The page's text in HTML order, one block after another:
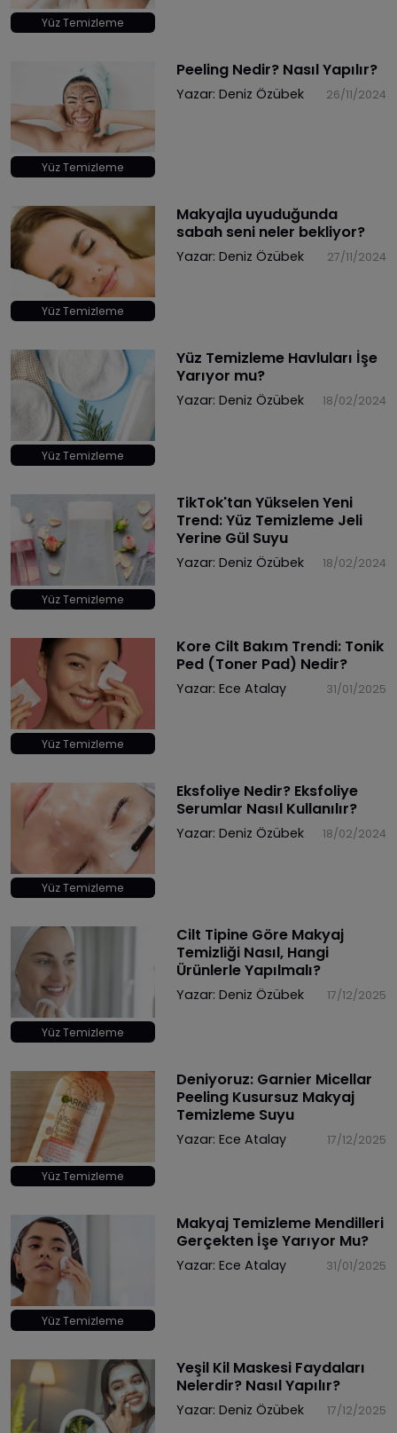
Yüz Temizleme
Yüz Temizleme
Peeling Nedir? Nasıl Yapılır?
Yazar: Deniz Özübek 26/11/2024
Yüz Temizleme
Makyajla uyuduğunda
sabah seni neler bekliyor?
Yazar: Deniz Özübek 27/11/2024
Yüz Temizleme
Yüz Temizleme Havluları İşe
Yarıyor mu?
Yazar: Deniz Özübek 18/02/2024
Yüz Temizleme
TikTok'tan Yükselen Yeni
Trend: Yüz Temizleme Jeli
Yerine Gül Suyu
Yazar: Deniz Özübek 18/02/2024
Yüz Temizleme
Kore Cilt Bakım Trendi: Tonik
Ped (Toner Pad) Nedir?
Yazar: Ece Atalay 31/01/2025
Yüz Temizleme
Eksfoliye Nedir? Eksfoliye
Serumlar Nasıl Kullanılır?
Yazar: Deniz Özübek 18/02/2024
Yüz Temizleme
Cilt Tipine Göre Makyaj
Temizliği Nasıl, Hangi
Ürünlerle Yapılmalı?
Yazar: Deniz Özübek 17/12/2025
Yüz Temizleme
Deniyoruz: Garnier Micellar
Peeling Kusursuz Makyaj
Temizleme Suyu
Yazar: Ece Atalay 17/12/2025
Yüz Temizleme
Makyaj Temizleme Mendilleri
Gerçekten İşe Yarıyor Mu?
Yazar: Ece Atalay 31/01/2025
Yeşil Kil Maskesi Faydaları
Nelerdir? Nasıl Yapılır?
Yazar: Deniz Özübek 17/12/2025